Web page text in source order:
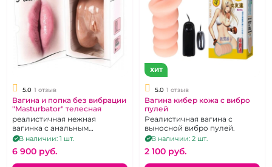
5.0 1 отзыв
Вагина и попка без вибрации
"Masturbator" телесная
реалистичная нежная
вагинка с анальным
отверстием
В наличии: 1 шт.
6 900 pуб.
ХИТ
5.0 1 отзыв
Вагина кибер кожа с вибро
пулей
Реалистичная вагина с
выносной вибро пулей.
В наличии: 2 шт.
2 100 pуб.